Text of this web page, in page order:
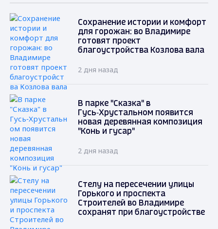
Сохранение истории и комфорт
для горожан: во Владимире
готовят проект
благоустройства Козлова вала
2 дня назад
В парке "Сказка" в
Гусь‑Хрустальном появится
новая деревянная композиция
"Конь и гусар"
2 дня назад
Стелу на пересечении улицы
Горького и проспекта
Строителей во Владимире
сохранят при благоустройстве